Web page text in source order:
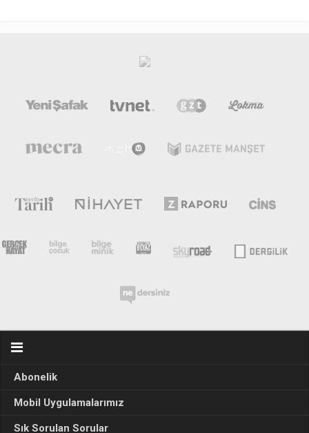
Abonelik
Mobil Uygulamalarımız
Sık Sorulan Sorular